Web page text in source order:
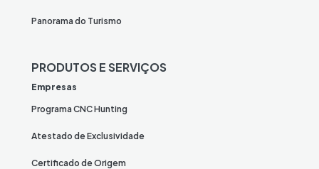
Panorama do Turismo
PRODUTOS E SERVIÇOS
Empresas
Programa CNC Hunting
Atestado de Exclusividade
Certificado de Origem